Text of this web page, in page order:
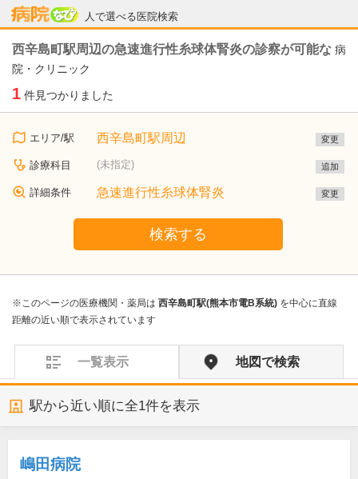
人で選べる医院検索
病院なび
西辛島町駅周辺の急速進行性糸球体腎炎の診察が可能な 病
院・クリニック
1 件見つかりました
エリア/駅 西辛島町駅周辺 変更
診療科目 (未指定) 追加
詳細条件 急速進行性糸球体腎炎 変更
検索する
※このページの医療機関・薬局は 西辛島町駅(熊本市電B系統) を中心に直線
距離の近い順で表示されています
一覧表示 地図で検索
駅から近い順に全1件を表示
嶋田病院